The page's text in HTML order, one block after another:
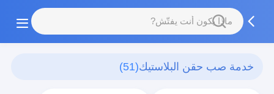
خدمة صب حقن البلاستيك(51)